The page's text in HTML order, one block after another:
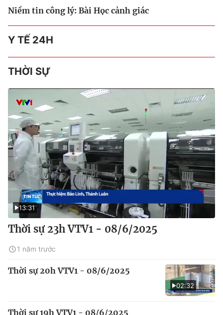
Niềm tin công lý: Bài Học cảnh giác
Y TẾ 24H
THỜI SỰ
13:31
Thời sự 23h VTV1 - 08/6/2025
1 năm trước
02:32
Thời sự 20h VTV1 - 08/6/2025
Thời sự 19h VTV1 - 08/6/2025